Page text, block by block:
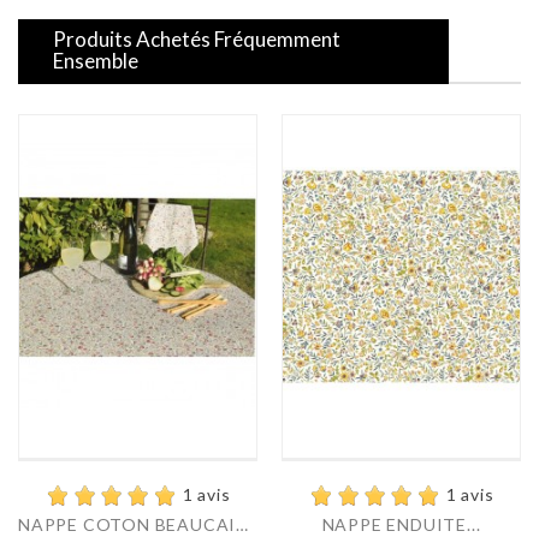
Produits Achetés Fréquemment
Ensemble
1 avis
NAPPE COTON BEAUCAIRE...
1 avis
NAPPE ENDUITE...